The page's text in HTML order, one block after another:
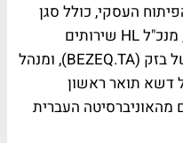
העסקי, כולל סגן
נשיא של בנק הפועלים - ניו יורק, מנכ"ל HL שירותים
פיננסים, סמנכ"ל לפיתוח עסקי של בזק (BEZEQ.TA), ומנהל
דשא תואר ראשון
מהאוניברסיטה העברית